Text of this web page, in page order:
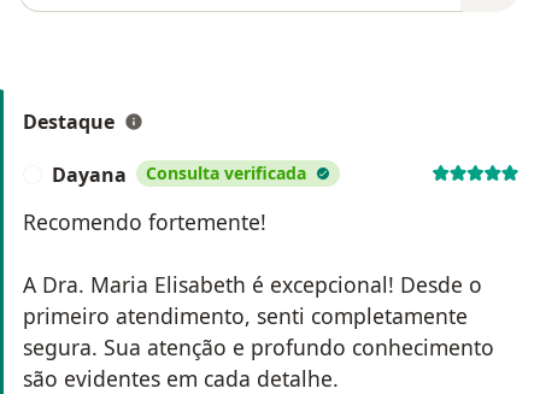
Destaque
Dayana Consulta verificada
Recomendo fortemente!
A Dra. Maria Elisabeth é excepcional! Desde o
primeiro atendimento, senti completamente
segura. Sua atenção e profundo conhecimento
são evidentes em cada detalhe.